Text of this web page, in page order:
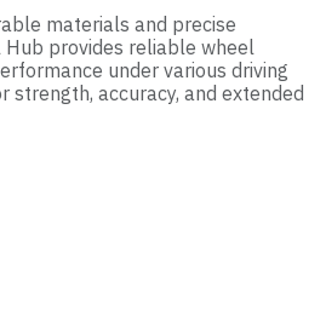
materials and precise
Hub provides reliable wheel
under various driving
strength, accuracy, and extended